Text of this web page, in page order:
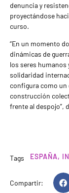
denuncia y
proyectándose
curso.
“En un momento
dinámicas de
los seres humanos
solidaridad
configura como un
construcción
frente al despojo”,
Tags ESPAÑA,
Compartir: